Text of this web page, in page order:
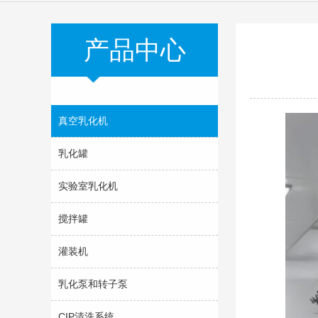
产品中心
真空乳化机
乳化罐
实验室乳化机
搅拌罐
灌装机
乳化泵和转子泵